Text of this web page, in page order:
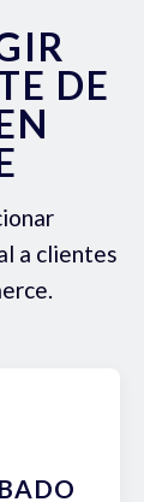
DE
a clientes